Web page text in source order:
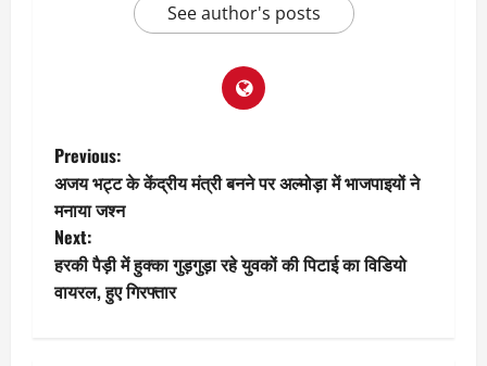
See author's posts
P
o
s
t
Previous:
अजय भट्ट के केंद्रीय मंत्री बनने पर अल्मोड़ा में भाजपाइयों ने
मनाया जश्न
Next:
हरकी पैड़ी में हुक्का गुड़गुड़ा रहे युवकों की पिटाई का विडियो
वायरल, हुए गिरफ्तार